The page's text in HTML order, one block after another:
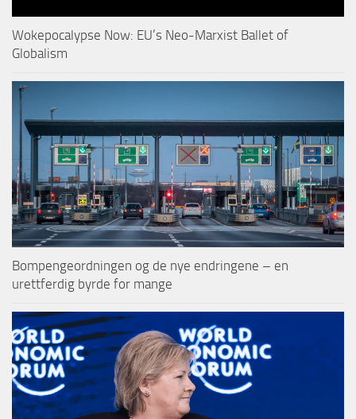
Wokepocalypse Now: EU’s Neo-Marxist Ballet of
Globalism
Bompengeordningen og de nye endringene – en
urettferdig byrde for mange